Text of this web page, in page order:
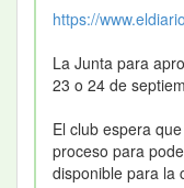
https://
La Junta para
23 o 24 de
El club espera
proceso para
disponible para la